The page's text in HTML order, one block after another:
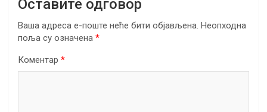
Оставите одговор
Ваша адреса е-поште неће бити објављена. Неопходна
поља су означена *
Коментар *